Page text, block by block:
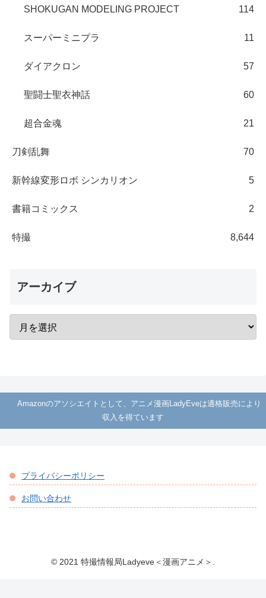
SHOKUGAN MODELING PROJECT 114
スーパーミニプラ 11
ダイアクロン 57
聖闘士聖衣神話 60
超合金魂 21
刀剣乱舞 70
新幹線変形ロボ シンカリオン 5
書籍コミックス 2
特撮 8,644
アーカイブ
Amazonのアソシエイトとして、アニメ漫画LadyEveは適格販売により
収入を得ています
プライバシーポリシー
お問い合わせ
© 2021 特撮情報局Ladyeve＜漫画アニメ＞.